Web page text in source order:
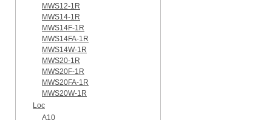
MWS12-1R
MWS14-1R
MWS14F-1R
MWS14FA-1R
MWS14W-1R
MWS20-1R
MWS20F-1R
MWS20FA-1R
MWS20W-1R
Loc
A10